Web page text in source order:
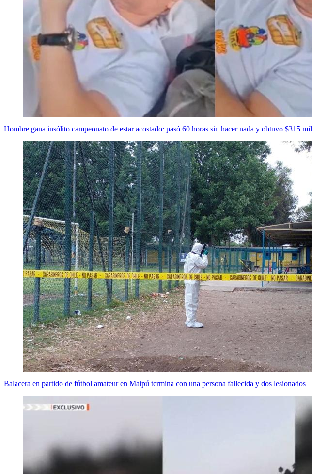
Hombre gana insólito campeonato de estar acostado: pasó 60 horas sin hacer nada y obtuvo $315 mil
Balacera en partido de fútbol amateur en Maipú termina con una persona fallecida y dos lesionados